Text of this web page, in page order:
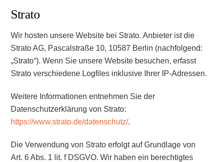
Strato
Wir hosten unsere Website bei Strato. Anbieter ist die
Strato AG, Pascalstraße 10, 10587 Berlin (nachfolgend:
„Strato“). Wenn Sie unsere Website besuchen, erfasst
Strato verschiedene Logfiles inklusive Ihrer IP-Adressen.
Weitere Informationen entnehmen Sie der
Datenschutzerklärung von Strato:
https://www.strato.de/datenschutz/.
Die Verwendung von Strato erfolgt auf Grundlage von
Art. 6 Abs. 1 lit. f DSGVO. Wir haben ein berechtigtes